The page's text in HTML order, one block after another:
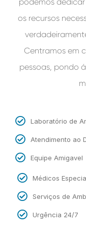
os recursos
Centramos em
pessoas, pondo
Laboratório de
Atendimento ao
Equipe Amigavel
Médicos
Serviços de
Urgência 24/7